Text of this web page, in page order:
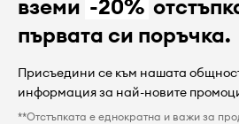
вземи -20%
първата си поръчка.
Присъедини се към нашата
информация за най-новите
**Отстъпката е еднократна и важи за